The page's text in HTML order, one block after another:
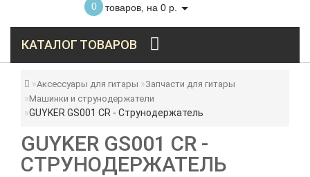
0 товаров, на 0 р.
КАТАЛОГ ТОВАРОВ
Аксессуары для гитары
Запчасти для гитары
Машинки и струнодержатели
GUYKER GS001 CR - Струнодержатель
GUYKER GS001 CR -
СТРУНОДЕРЖАТЕЛЬ